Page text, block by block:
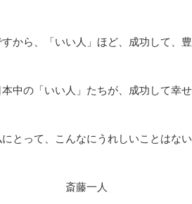
すから、「いい人」ほど、成功して、
本中の「いい人」たちが、成功して幸
とって、こんなにうれしいことはない
藤一人